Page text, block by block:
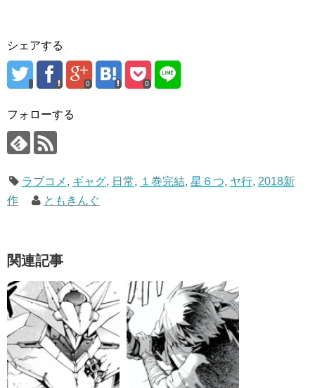
シェアする
0 0
フォローする
ラブコメ , ギャグ, 日常, １巻完結, 星６つ, ヤ行, 2018新
作
ともきんぐ
関連記事